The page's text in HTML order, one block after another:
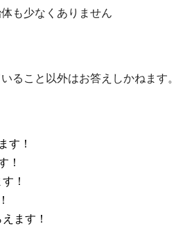
も少なくありません
ること以外はお答えしかねます。
す！
！
！
ます！